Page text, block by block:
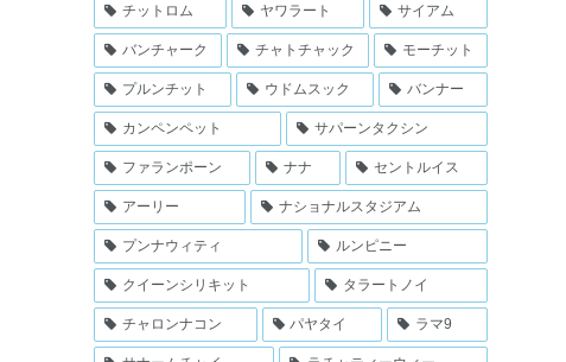
チットロム ヤワラート サイアム
バンチャーク チャトチャック モーチット
プルンチット ウドムスック バンナー
カンペンペット サパーンタクシン
ファランポーン ナナ セントルイス
アーリー ナショナルスタジアム
プンナウィティ ルンピニー
クイーンシリキット タラートノイ
チャロンナコン パヤタイ ラマ9